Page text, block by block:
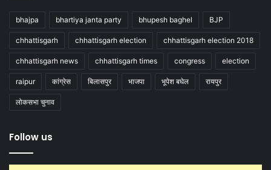
bhajpa bhartiya janta party bhupesh baghel BJP
chhattisgarh chhattisgarh election chhattisgarh election 2018
chhattisgarh news chhattisgarh times congress election
raipur कांग्रेस बिलासपुर भाजपा भूपेश बघेल रायपुर
लोकसभा चुनाव
Follow us